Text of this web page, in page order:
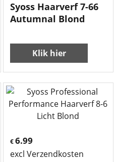
Syoss Haarverf 7-66
Autumnal Blond
Klik hier
€6.99
excl Verzendkosten